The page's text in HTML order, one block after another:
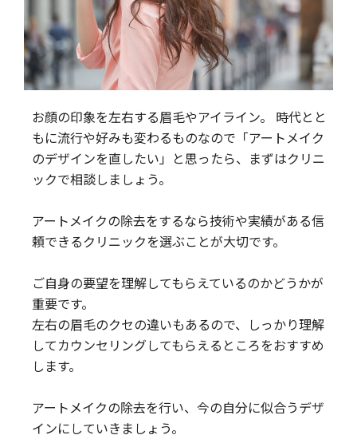
お顔の印象を左右する眉毛やアイライン。 時代とと
もに流行や好みも変わるものなので「アートメイク
のデザインを直したい」と思ったら、まずはクリニ
ックで相談しましょう。
アートメイクの除去をするなら技術や実績がある信
頼できるクリニックを選ぶことが大切です。
ご自身の要望を理解してもらえているのかどうかが
重要です。
左右の眉毛のクセの違いもあるので、しっかり理解
してカウンセリングしてもらえるところをおすすめ
します。
アートメイクの除去を行い、今の自分に似合うデザ
インにしていきましょう。